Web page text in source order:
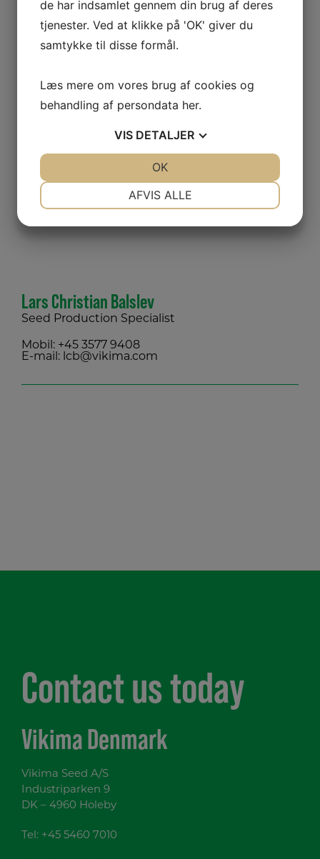
Henrik Skov
Seed Production Specialist
hes@vikima.com
Lars Christian Balslev
Seed Production Specialist
Mobil: +45 3577 9408
E-mail: lcb@vikima.com
Contact us today
Vikima Denmark
Vikima Seed A/S
Industriparken 9
DK – 4960 Holeby
Tel: +45 5460 7010
de har indsamlet gennem din brug af deres
tjenester. Ved at klikke på 'OK' giver du
samtykke til disse formål.
Læs mere om vores brug af cookies og
behandling af persondata her.
VIS DETALJER
AFVIS ALLE
OK